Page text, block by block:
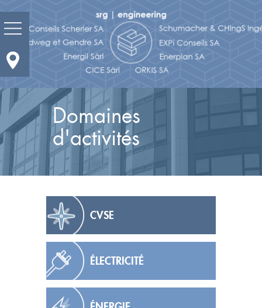
Prestations
Domaines d'activités
Actualité
Portrait
Réalisations
Bureaux et contacts
Carrières
Domaines
d'activités
CVSE
ÉLECTRICITÉ